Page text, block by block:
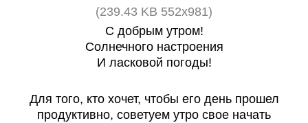
(239.43 KB 552x981)
С добрым утром!
Солнечного настроения
И ласковой погоды!
Для того, кто хочет, чтобы его день прошел
продуктивно, советуем утро свое начать